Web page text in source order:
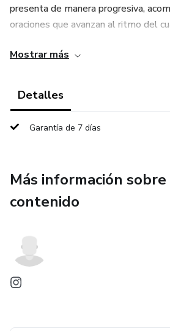
presenta de manera progresiva,
oraciones que avanzan al ritmo del
Está diseñado en blanco y negro para
✨ Hecho con cariño,
Maestra Artemiza Olmos
Mostrar más
Detalles
Garantía de 7 días
Más información
contenido